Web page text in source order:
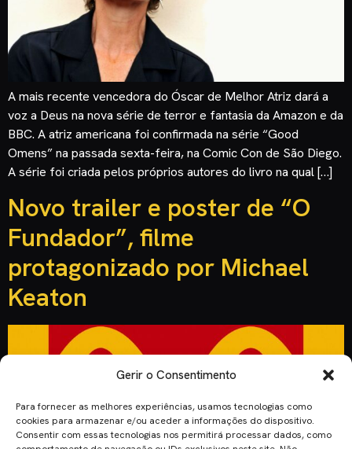
Gerir o Consentimento
Para fornecer as melhores experiências, usamos tecnologias como
cookies para armazenar e/ou aceder a informações do dispositivo.
Consentir com essas tecnologias nos permitirá processar dados, como
A mais recente vencedora do Óscar de Melhor Atriz dará a
voz a Deus na nova série de terror e fantasia da Amazon e da
BBC. A atriz americana foi confirmada na série “Good
Omens” na passada sexta-feira, na Comic Con de São Diego.
A série foi criada pelos próprios autores do livro na qual […]
Novo trailer e poster de “O
Fundador”, filme
protagonizado por Michael
Keaton